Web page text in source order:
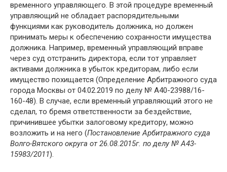
временного управляющего. В этой процедуре временный
управляющий не обладает распорядительными
функциями как руководитель должника, но должен
принимать меры к обеспечению сохранности имущества
должника. Например, временный управляющий вправе
через суд отстранить директора, если тот управляет
активами должника в убыток кредиторам, либо если
имущество похищается (Определение Арбитражного суда
города Москвы от 04.02.2019 по делу № А40-23988/16-
160-48). В случае, если временный управляющий этого не
сделал, то бремя ответственности за бездействие,
причинившее убытки залоговому кредитору, можно
возложить и на него (Постановление Арбитражного суда
Волго-Вятского округа от 26.08.2015г. по делу № А43-
15983/2011).